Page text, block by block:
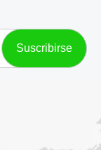
Suscribirse